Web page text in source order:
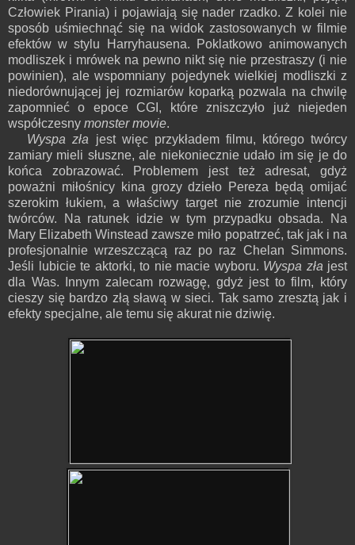
Człowiek Pirania) i pojawiają się nader rzadko. Z kolei nie
sposób uśmiechnąć się na widok zastosowanych w filmie
efektów w stylu Harryhausena. Poklatkowo animowanych
modliszek i mrówek na pewno nikt się nie przestraszy (i nie
powinien), ale wspomniany pojedynek wielkiej modliszki z
niedorównującej jej rozmiarów koparką pozwala na chwilę
zapomnieć o epoce CGI, które zniszczyło już niejeden
współczesny monster movie.
Wyspa zła jest więc przykładem filmu, którego twórcy
zamiary mieli słuszne, ale niekoniecznie udało im się je do
końca zobrazować. Problemem jest też adresat, gdyż
poważni miłośnicy kina grozy dzieło Pereza będą omijać
szerokim łukiem, a właściwy target nie zrozumie intencji
twórców. Na ratunek idzie w tym przypadku obsada. Na
Mary Elizabeth Winstead zawsze miło popatrzeć, tak jak i na
profesjonalnie wrzeszczącą raz po raz Chelan Simmons.
Jeśli lubicie te aktorki, to nie macie wyboru. Wyspa zła jest
dla Was. Innym zalecam rozwagę, gdyż jest to film, który
cieszy się bardzo złą sławą w sieci. Tak samo zresztą jak i
efekty specjalne, ale temu się akurat nie dziwię.